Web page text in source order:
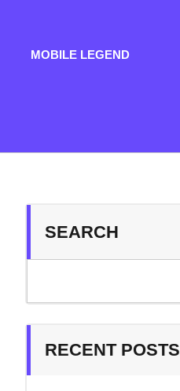
MOBILE LEGEND
SEARCH
RECENT POSTS